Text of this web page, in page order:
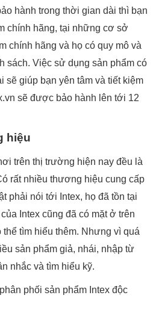
hành trong thời gian dài thì bạn
chính hãng, tại những cơ sở
chính hãng và họ có quy mô và
sách. Việc sử dụng sản phẩm có
sẽ giúp bạn yên tâm và tiết kiệm
sẽ được bảo hành lên tới 12
hiệu
trên thị trường hiện nay đều là
rất nhiều thương hiệu cung cấp
phải nói tới Intex, họ đã tồn tại
Intex cũng đã có mặt ở trên
tìm hiểu thêm. Nhưng vì quá
sản phẩm giả, nhái, nhập từ
nhắc và tìm hiểu kỹ.
phối sản phẩm Intex độc